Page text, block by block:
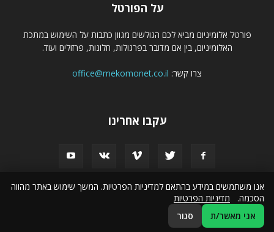
על הפורטל
פורטל אלומיניום מביא לכם הגולשים מגוון כתבות על השימוש במתכת
האלומיניום, בין אם מדובר בפרגולות, חלונות, פרזולים ועוד.
צרו קשר: office@mekomonet.co.il
עקבו אחרינו
פרסמו אצלנו
© כל הזכויות שמורות לפורטל אלומיניום
אנו משתמשים במידע בהתאם למדיניות הפרטיות. המשך שימוש באתר מהווה
הסכמה. מדיניות הפרטיות
אני מאשר/ת
סגור